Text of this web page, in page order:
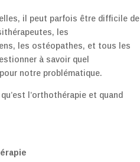
il peut parfois être difficile de
les
les ostéopathes, et tous les
à savoir quel
notre problématique.
l’orthothérapie et quand